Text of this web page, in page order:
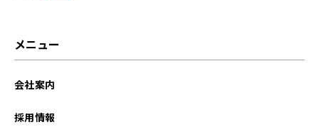
メニュー
会社案内
採用情報